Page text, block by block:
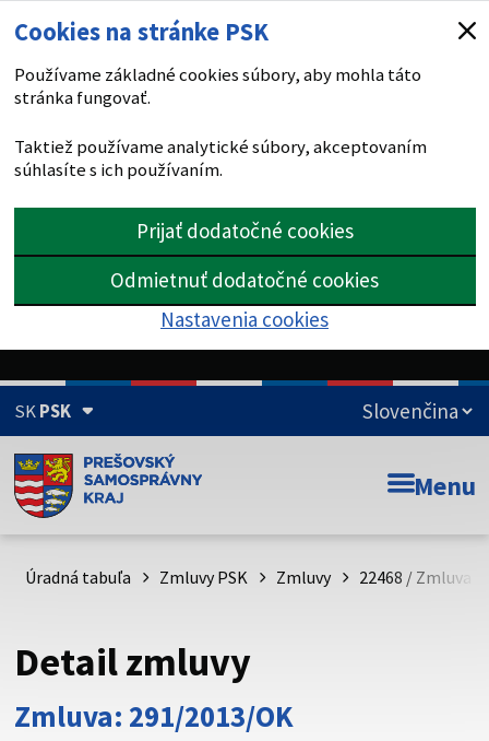
Cookies na stránke PSK
Používame základné cookies súbory, aby mohla táto
stránka fungovať.
Taktiež používame analytické súbory, akceptovaním
súhlasíte s ich používaním.
Prijať dodatočné cookies
Odmietnuť dodatočné cookies
Nastavenia cookies
SKPSK
Doména psk.sk je oficiálna
Toto je oficiálna webová stránka Prešovského
psk.sk.
Buďte pozorní a vždy sa uistite, že zdieľate informácie iba
cez zabezpečenú webovú stránku. Zabezpečená stránka
vždy začína https:// pred názvom domény webového sídla.
Menu
Úradná tabuľa Zmluvy PSK Zmluvy 22468 / Zmluva
Detail zmluvy
Zmluva: 291/2013/OK